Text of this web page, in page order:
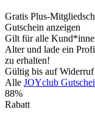
Gratis Plus-
Gutschein anzeigen
Gilt für alle
Alter und lade ein
zu erhalten!
Gültig bis auf Widerruf
Alle JOYclub
88%
Rabatt